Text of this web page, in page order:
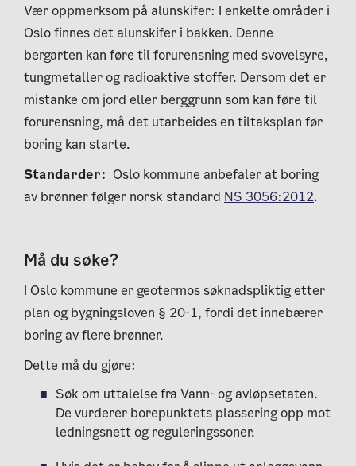
Vær oppmerksom på alunskifer: I enkelte områder i
Oslo finnes det alunskifer i bakken. Denne
bergarten kan føre til forurensning med svovelsyre,
tungmetaller og radioaktive stoffer. Dersom det er
mistanke om jord eller berggrunn som kan føre til
forurensning, må det utarbeides en tiltaksplan før
boring kan starte.
Standarder: Oslo kommune anbefaler at boring
av brønner følger norsk standard NS 3056:2012.
Må du søke?
I Oslo kommune er geotermos søknadspliktig etter
plan og bygningsloven § 20-1, fordi det innebærer
boring av flere brønner.
Dette må du gjøre:
Søk om uttalelse fra Vann- og avløpsetaten.
De vurderer borepunktets plassering opp mot
ledningsnett og reguleringssoner.